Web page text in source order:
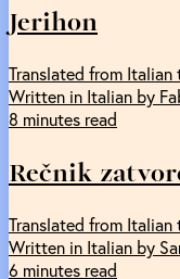
Jerihon
Translated from
Written in Italian by
8 minutes read
Rečnik
Translated from
Written in Italian by
6 minutes read